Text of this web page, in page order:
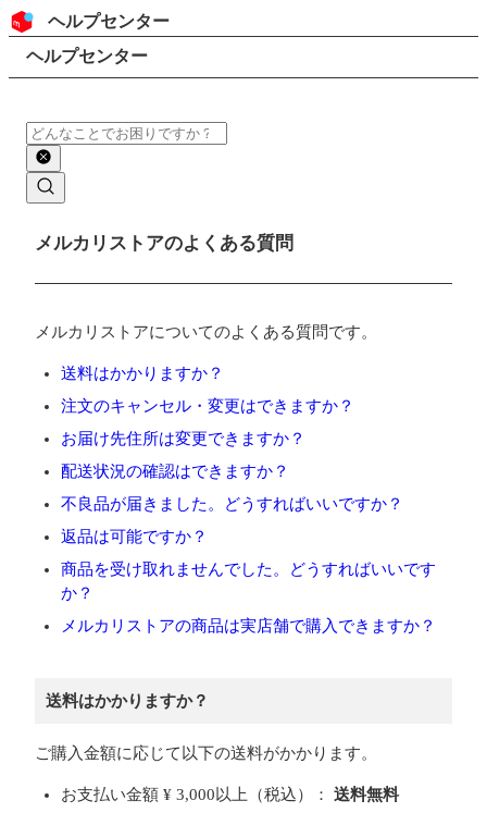
コンテンツにスキップ
ヘッダー
ヘルプセンター
検索
パンくずリスト
ヘルプセンター
検索
メインコンテンツ
メルカリストアのよくある質問
メルカリストアについてのよくある質問です。
送料はかかりますか？
注文のキャンセル・変更はできますか？
お届け先住所は変更できますか？
配送状況の確認はできますか？
不良品が届きました。どうすればいいですか？
返品は可能ですか？
商品を受け取れませんでした。どうすればいいです
か？
メルカリストアの商品は実店舗で購入できますか？
送料はかかりますか？
ご購入金額に応じて以下の送料がかかります。
お支払い金額 ¥ 3,000以上（税込）： 送料無料